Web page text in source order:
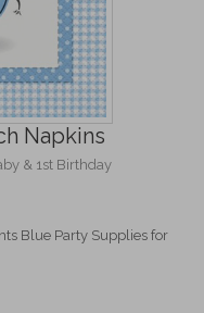
Napkins
& 1st Birthday
Blue Party Supplies for